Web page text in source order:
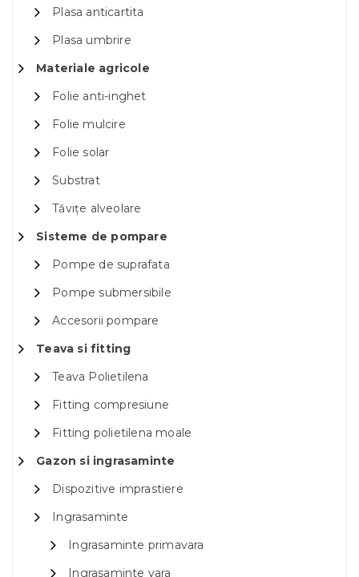
Plasa anticartita
Plasa umbrire
Materiale agricole
Folie anti-inghet
Folie mulcire
Folie solar
Substrat
Tăvițe alveolare
Sisteme de pompare
Pompe de suprafata
Pompe submersibile
Accesorii pompare
Teava si fitting
Teava Polietilena
Fitting compresiune
Fitting polietilena moale
Gazon si ingrasaminte
Dispozitive imprastiere
Ingrasaminte
Ingrasaminte primavara
Ingrasaminte vara